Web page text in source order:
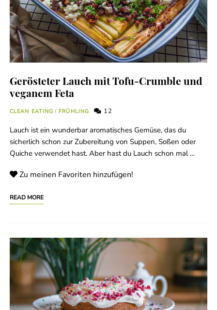
Gerösteter Lauch mit Tofu-Crumble und
veganem Feta
CLEAN EATING / FRÜHLING 12
Lauch ist ein wunderbar aromatisches Gemüse, das du
sicherlich schon zur Zubereitung von Suppen, Soßen oder
Quiche verwendet hast. Aber hast du Lauch schon mal …
Zu meinen Favoriten hinzufügen!
READ MORE